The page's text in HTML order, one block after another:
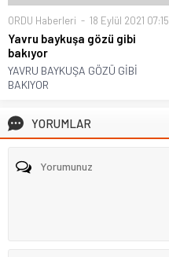
ORDU Haberleri 18 Eylül 2021 07:15
Yavru baykuşa gözü gibi
bakıyor
YAVRU BAYKUŞA GÖZÜ GİBİ
BAKIYOR
YORUMLAR